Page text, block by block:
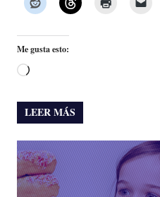
Me gusta esto:
Cargando...
LEER MÁS